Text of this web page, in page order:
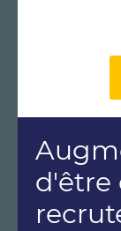
d'être